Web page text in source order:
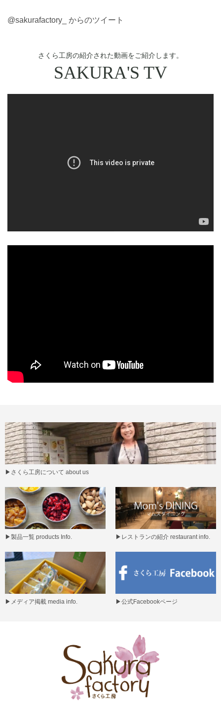
@sakurafactory_ からのツイート
さくら工房の紹介された動画をご紹介します。
SAKURA'S TV
▶ さくら工房について about us
▶製品一覧 products Info. ▶ レストランの紹介 restaurant info.
▶ メディア掲載 media info. ▶公式Facebookページ